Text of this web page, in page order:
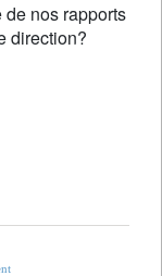
nos rapports
direction?